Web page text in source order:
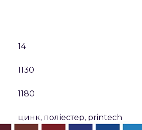
14
1130
1180
цинк, поліестер, printech